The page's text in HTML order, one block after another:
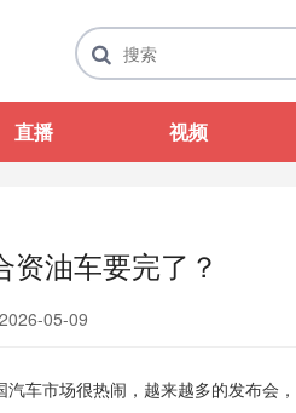
直播 视频
资油车要完了？
2026-05-09
车市场很热闹，越来越多的发布会